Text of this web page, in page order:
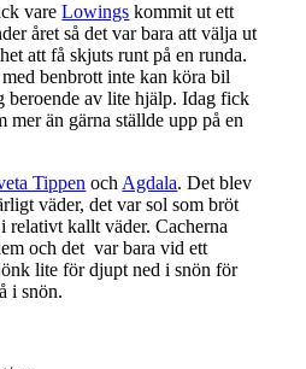
vareLowings kommit ut ett
året så det var bara att välja ut
att få skjuts runt på en runda.
benbrott inte kan köra bil
beroende av lite hjälp. Idag fick
mer än gärna ställde upp på en
Tippen ochAgdala. Det blev
väder, det var sol som bröt
relativt kallt väder. Cacherna
och det var bara vid ett
lite för djupt ned i snön för
i snön.